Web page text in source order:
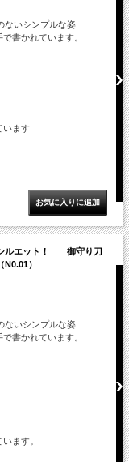
ないシンプルな姿
書かれています。
います
シルエット！ 御守り刀
）
ないシンプルな姿
書かれています。
ます。